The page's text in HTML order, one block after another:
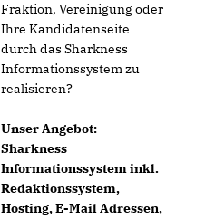
Fraktion, Vereinigung oder
Ihre Kandidatenseite
durch das Sharkness
Informationssystem zu
realisieren?
Unser Angebot:
Sharkness
Informationssystem inkl.
Redaktionssystem,
Hosting, E-Mail Adressen,